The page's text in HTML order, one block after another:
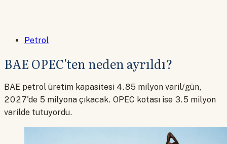
Petrol
BAE OPEC'ten neden ayrıldı?
BAE petrol üretim kapasitesi 4.85 milyon varil/gün,
2027'de 5 milyona çıkacak. OPEC kotası ise 3.5 milyon
varilde tutuyordu.